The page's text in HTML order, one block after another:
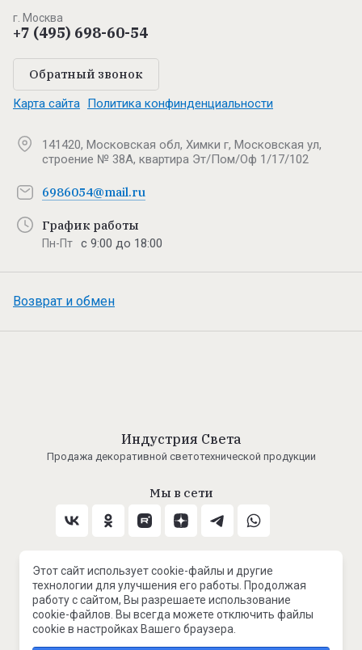
г. Москва
+7 (495) 698-60-54
Обратный звонок
Карта сайта Политика конфинденциальности
141420, Московская обл, Химки г, Московская ул,
строение № 38А, квартира Эт/Пом/Оф 1/17/102
6986054@mail.ru
График работы
Пн-Пт с 9:00 до 18:00
Возврат и обмен
Индустрия Света
Продажа декоративной светотехнической продукции
Мы в сети
Принимаем к оплате
Этот сайт использует cookie-файлы и другие
технологии для улучшения его работы. Продолжая
работу с сайтом, Вы разрешаете использование
cookie-файлов. Вы всегда можете отключить файлы
cookie в настройках Вашего браузера.